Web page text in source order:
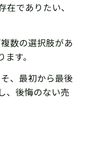
在でありたい、
数の選択肢があ
す。
、最初から最後
、後悔のない売